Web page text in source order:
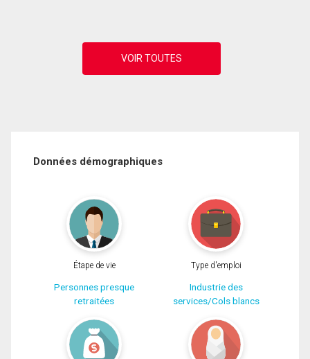
Données démographiques
Étape de vie
Personnes presque
retraitées
Type d'emploi
Industrie des
services/Cols blancs